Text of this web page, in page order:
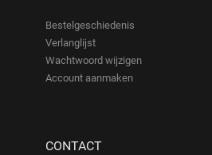
Bestelgeschiedenis
Verlanglijst
Wachtwoord wijzigen
Account aanmaken
CONTACT